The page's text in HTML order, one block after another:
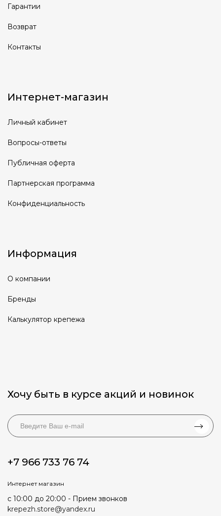
Гарантии
Возврат
Контакты
Интернет-магазин
Личный кабинет
Вопросы-ответы
Публичная оферта
Партнерская программа
Конфиденциальность
Информация
О компании
Бренды
Калькулятор крепежа
Хочу быть в курсе акций и новинок
+7 966 733 76 74
Интернет магазин
с 10:00 до 20:00 - Прием звонков
krepezh.store@yandex.ru